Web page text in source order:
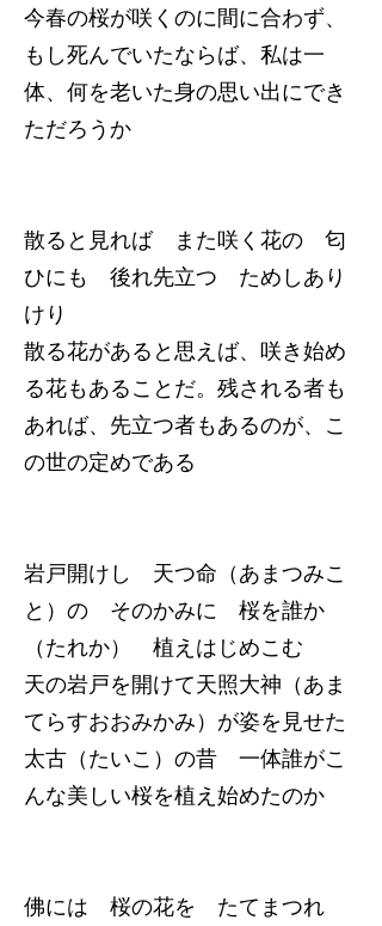
今春の桜が咲くのに間に合わず、
もし死んでいたならば、私は一
体、何を老いた身の思い出にでき
ただろうか
散ると見れば また咲く花の 匂
ひにも 後れ先立つ ためしあり
けり
散る花があると思えば、咲き始め
る花もあることだ。残される者も
あれば、先立つ者もあるのが、こ
の世の定めである
岩戸開けし 天つ命（あまつみこ
と）の そのかみに 桜を誰か
（たれか） 植えはじめこむ
天の岩戸を開けて天照大神（あま
てらすおおみかみ）が姿を見せた
太古（たいこ）の昔 一体誰がこ
んな美しい桜を植え始めたのか
佛には 桜の花を たてまつれ